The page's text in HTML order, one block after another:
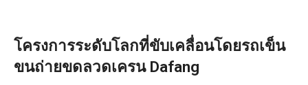
โครงการระดับโลกที่ขับเคลื่อนโดยรถเข็น
ขนถ่ายขดลวดเครน Dafang